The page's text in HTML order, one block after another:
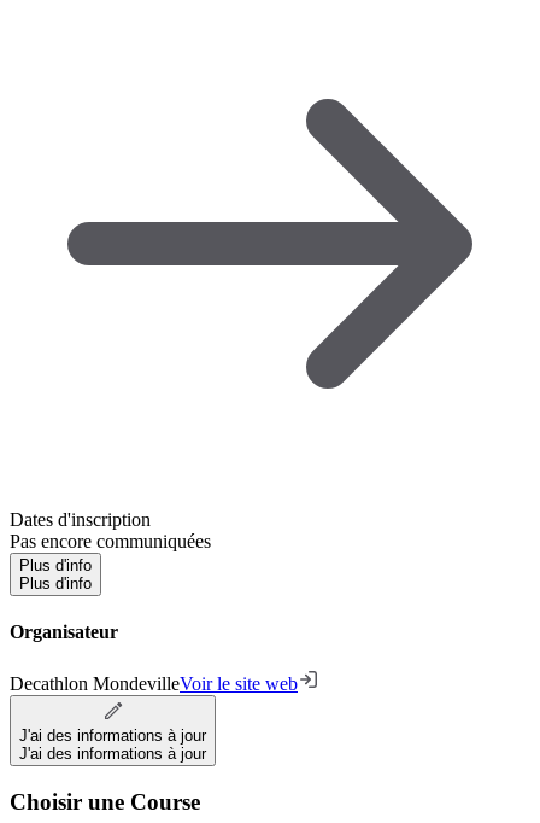
Dates d'inscription
Pas encore communiquées
Plus d'info
Plus d'info
Organisateur
Decathlon MondevilleVoir le site web
J'ai des informations à jour
J'ai des informations à jour
Choisir une Course